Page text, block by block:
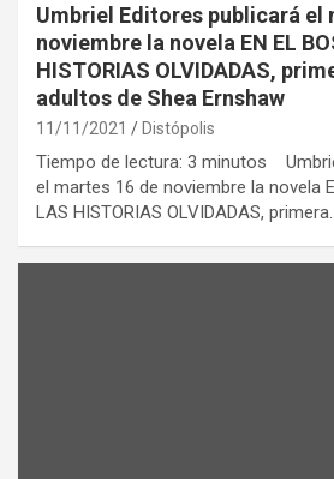
Umbriel Editores publicará el
noviembre la novela EN EL
HISTORIAS OLVIDADAS,
adultos de Shea Ernshaw
11/11/2021 Distópolis
Tiempo de lectura: 3 minutos
el martes 16 de noviembre la novela
LAS HISTORIAS OLVIDADAS, primera…